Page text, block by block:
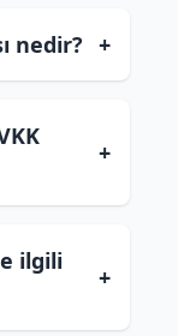
nedir? +
+
ilgili
+